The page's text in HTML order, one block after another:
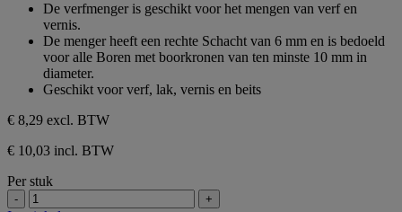
sterren.
De verfmenger is geschikt voor het mengen van verf en
vernis.
De menger heeft een rechte Schacht van 6 mm en is bedoeld
voor alle Boren met boorkronen van ten minste 10 mm in
diameter.
Geschikt voor verf, lak, vernis en beits
€ 8,29 excl. BTW
€ 10,03 incl. BTW
Per stuk
- +